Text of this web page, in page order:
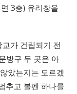
3층) 유리창을
가 건립되기 전
방구 두 곳은 아
았는지는 모르겠
추고 볼펜 하나를